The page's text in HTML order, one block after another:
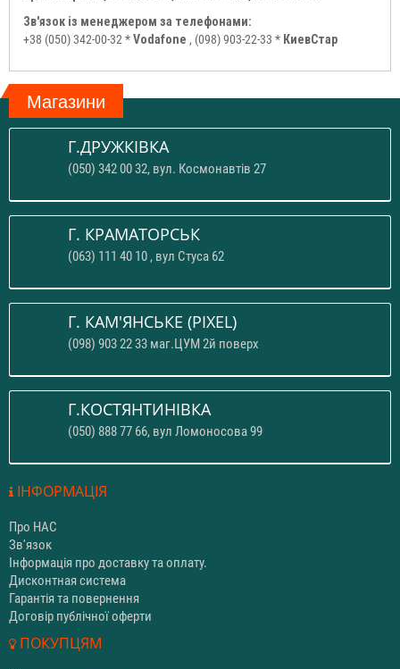
Зв'язок із менеджером за телефонами:
+38 (050) 342-00-32 *Vodafone , (098) 903-22-33 * КиевСтар
Магазини
Г.ДРУЖКІВКА
(050) 342 00 32, вул. Космонавтів 27
Г. КРАМАТОРСЬК
(063) 111 40 10 , вул Стуса 62
Г. КАМ'ЯНСЬКЕ (PIXEL)
(098) 903 22 33 маг.ЦУМ 2й поверх
Г.КОСТЯНТИНІВКА
(050) 888 77 66, вул Ломоносова 99
ІНФОРМАЦІЯ
Про НАС
Зв'язок
Інформація про доставку та оплату.
Дисконтная система
Гарантія та повернення
Договір публічної оферти
ПОКУПЦЯМ